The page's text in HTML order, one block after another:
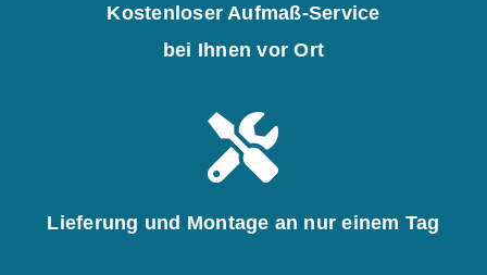
Kostenloser Aufmaß-Service
bei Ihnen vor Ort
Lieferung und Montage an nur einem Tag